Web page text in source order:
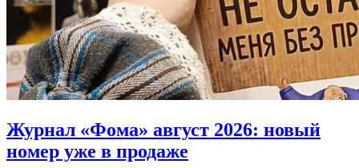
Журнал «Фома» август 2026: новый
номер уже в продаже